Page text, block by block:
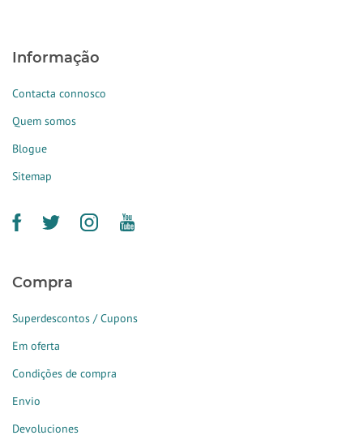
Informação
Contacta connosco
Quem somos
Blogue
Sitemap
Compra
Superdescontos / Cupons
Em oferta
Condições de compra
Envio
Devoluciones